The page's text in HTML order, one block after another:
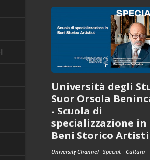
Università degli
Suor Orsola
- Scuola di
specializzazione in
Beni Storico
University Channel Special. Cultura